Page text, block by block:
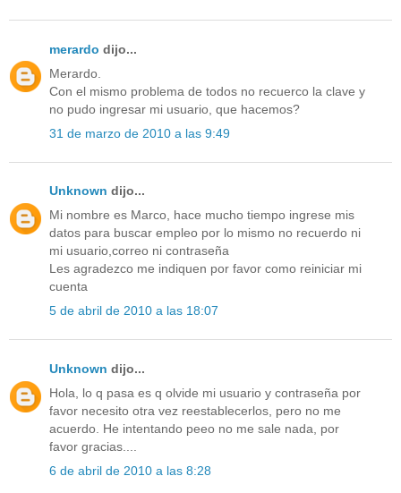
merardo dijo...
Merardo.
Con el mismo problema de todos no recuerco la clave y
no pudo ingresar mi usuario, que hacemos?
31 de marzo de 2010 a las 9:49
Unknown dijo...
Mi nombre es Marco, hace mucho tiempo ingrese mis
datos para buscar empleo por lo mismo no recuerdo ni
mi usuario,correo ni contraseña
Les agradezco me indiquen por favor como reiniciar mi
cuenta
5 de abril de 2010 a las 18:07
Unknown dijo...
Hola, lo q pasa es q olvide mi usuario y contraseña por
favor necesito otra vez reestablecerlos, pero no me
acuerdo. He intentando peeo no me sale nada, por
favor gracias....
6 de abril de 2010 a las 8:28